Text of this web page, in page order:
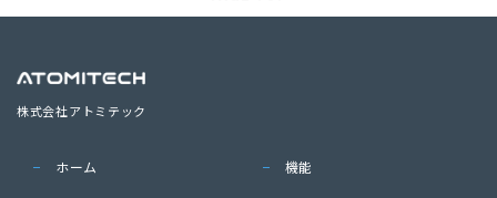
株式会社アトミテック
ホーム 機能